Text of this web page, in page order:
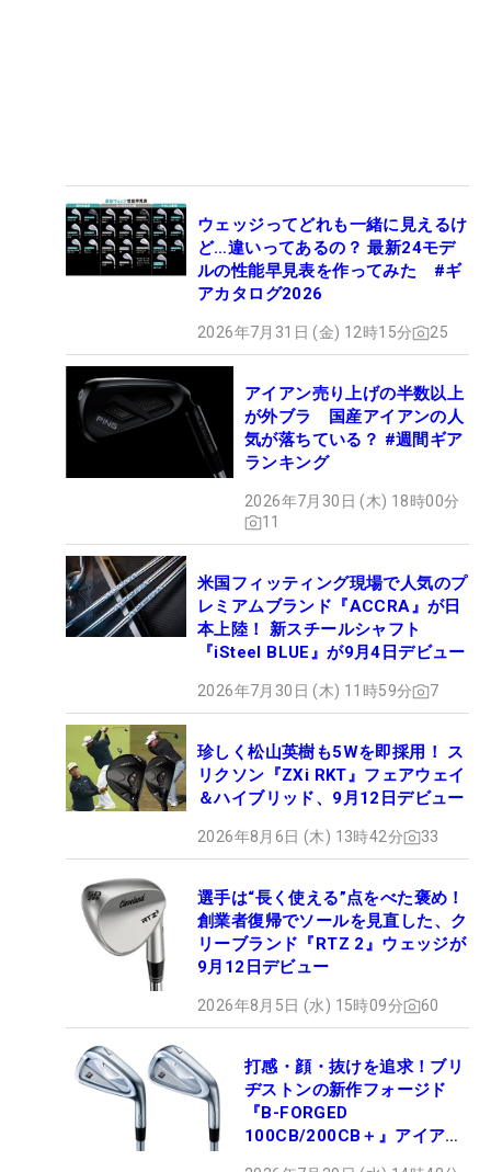
ウェッジってどれも一緒に見えるけ
ど…違いってあるの？ 最新24モデ
ルの性能早見表を作ってみた #ギ
アカタログ2026
2026年7月31日 (金) 12時15分 25
アイアン売り上げの半数以上
が外ブラ 国産アイアンの人
気が落ちている？ #週間ギア
ランキング
2026年7月30日 (木) 18時00分
11
米国フィッティング現場で人気のプ
レミアムブランド『ACCRA』が日
本上陸！ 新スチールシャフト
『iSteel BLUE』が9月4日デビュー
2026年7月30日 (木) 11時59分 7
珍しく松山英樹も5Wを即採用！ ス
リクソン『ZXi RKT』フェアウェイ
＆ハイブリッド、9月12日デビュー
2026年8月6日 (木) 13時42分 33
選手は“長く使える”点をべた褒め！
創業者復帰でソールを見直した、ク
リーブランド『RTZ 2』ウェッジが
9月12日デビュー
2026年8月5日 (水) 15時09分 60
打感・顔・抜けを追求！ブリ
ヂストンの新作フォージド
『B-FORGED
100CB/200CB＋』アイアン